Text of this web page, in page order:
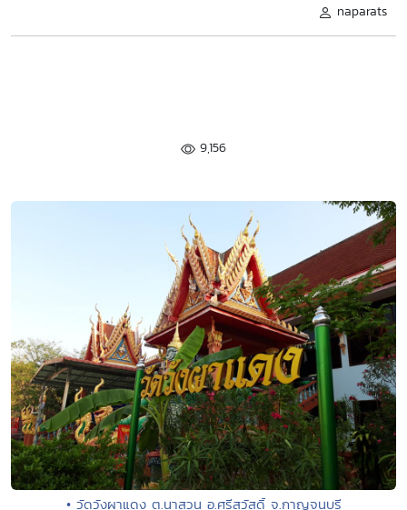
naparats
9,156
• วัดวังผาแดง ต.นาสวน อ.ศรีสวัสดิ์ จ.กาญจนบุรี